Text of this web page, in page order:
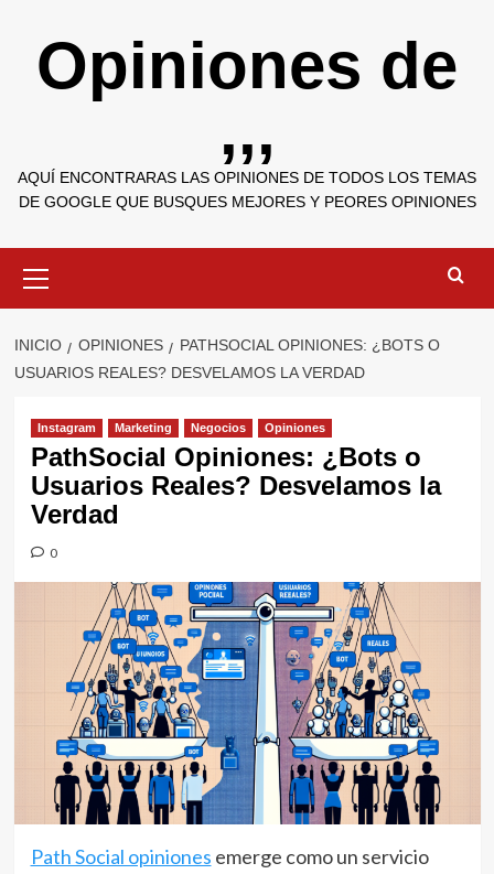
contenidoOpiniones de
,,,
AQUÍ ENCONTRARAS LAS OPINIONES DE TODOS LOS TEMAS
DE GOOGLE QUE BUSQUES MEJORES Y PEORES OPINIONES
primario
INICIO OPINIONES
PATHSOCIAL OPINIONES: ¿BOTS O
USUARIOS REALES? DESVELAMOS LA VERDAD
Instagram Marketing Negocios Opiniones
PathSocial Opiniones: ¿Bots o
Usuarios Reales? Desvelamos la
Verdad
0
Path Social opiniones emerge como un servicio